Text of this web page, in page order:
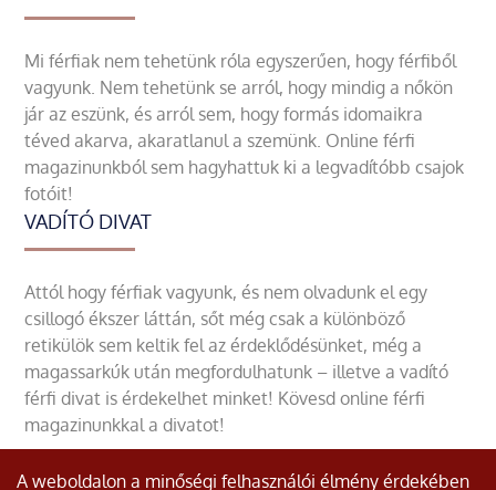
Mi férfiak nem tehetünk róla egyszerűen, hogy férfiből
vagyunk. Nem tehetünk se arról, hogy mindig a nőkön
jár az eszünk, és arról sem, hogy formás idomaikra
téved akarva, akaratlanul a szemünk. Online férfi
magazinunkból sem hagyhattuk ki a legvadítóbb csajok
fotóit!
VADÍTÓ DIVAT
Attól hogy férfiak vagyunk, és nem olvadunk el egy
csillogó ékszer láttán, sőt még csak a különböző
retikülök sem keltik fel az érdeklődésünket, még a
magassarkúk után megfordulhatunk – illetve a vadító
férfi divat is érdekelhet minket! Kövesd online férfi
magazinunkkal a divatot!
A weboldalon a minőségi felhasználói élmény érdekében